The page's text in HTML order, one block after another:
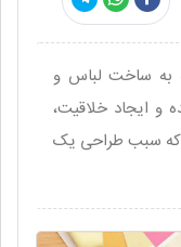
به ساخت لباس و
و ایجاد خلاقیت،
که سبب طراحی یک